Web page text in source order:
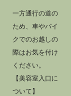
一方通行の道の
ため、車やバイ
クでのお越しの
際はお気を付け
ください。
【美容室入口に
ついて】